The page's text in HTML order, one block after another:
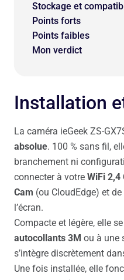
Stockage et
Points forts
Points faibles
Mon verdict
Installation
La caméra ieGeek ZS-
absolue. 100 % sans fil,
branchement ni
connecter à votre WiFi 2,4
Cam (ou CloudEdge) et
l’écran.
Compacte et légère, elle
autocollants 3M ou à une
s’intègre discrètement
Une fois installée, elle